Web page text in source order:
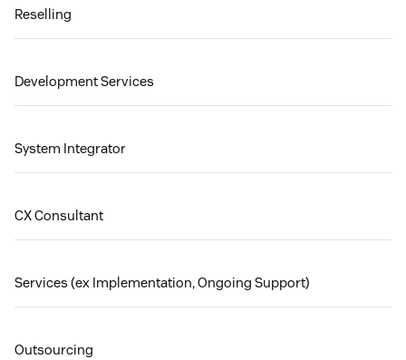
Reselling
Development Services
System Integrator
CX Consultant
Services (ex Implementation, Ongoing Support)
Outsourcing